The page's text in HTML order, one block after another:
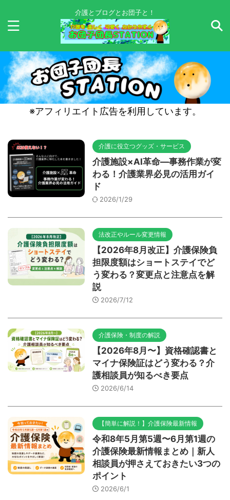
介護とブログとお団子と！
※アフィリエイト広告を利用しています。
介護に役立つグッズ・サービス
介護施設×AI革命―事務作業が変
わる！介護業界必見の活用ガイ
ド
2026/1/29
法改正やルール変更情報
【2026年8月改正】介護保険負
担限度額はショートステイでど
う変わる？変更点と注意点を解
説
2026/7/12
介護保険・制度の解説
【2026年8月〜】資格確認書と
マイナ保険証はどう変わる？介
護相談員が知るべき要点
2026/6/14
【簡単に解説！】介護保険最新情報
令和8年5月第5週〜6月第1週の
介護保険最新情報まとめ｜新人
相談員が押さえておきたい3つの
ポイント
2026/6/1